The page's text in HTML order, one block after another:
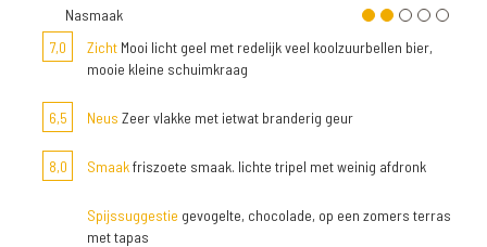
Nasmaak
7,0
Zicht Mooi licht geel met redelijk veel koolzuurbellen bier,
mooie kleine schuimkraag
6,5 Neus Zeer vlakke met ietwat branderig geur
8,0 Smaakfriszoete smaak. lichte tripel met weinig afdronk
Spijssuggestie gevogelte, chocolade, op een zomers terras
met tapas